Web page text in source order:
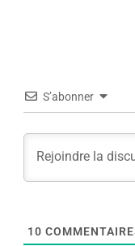
S’abonner
10